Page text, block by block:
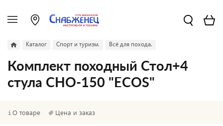
Каталог Спорт и туризм. Всё для похода.
Комплект походный Стол+4
стула СНО-150 "ECOS"
О товаре Цена и заказ